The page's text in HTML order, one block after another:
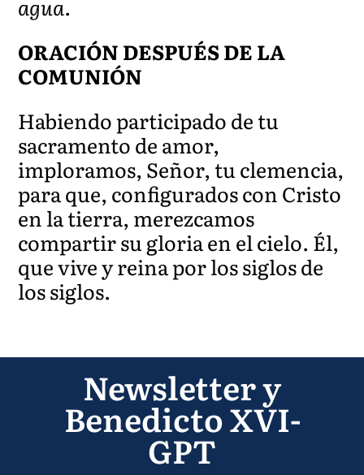
agua.
ORACIÓN DESPUÉS DE LA
COMUNIÓN
Habiendo participado de tu
sacramento de amor,
imploramos, Señor, tu clemencia,
para que, configurados con Cristo
en la tierra, merezcamos
compartir su gloria en el cielo. Él,
que vive y reina por los siglos de
los siglos.
Newsletter y
Benedicto XVI-
GPT